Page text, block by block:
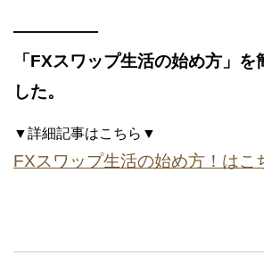
—————
「FXスワップ生活の始め方」を
した。
▼詳細記事はこちら▼
FXスワップ生活の始め方！はこ